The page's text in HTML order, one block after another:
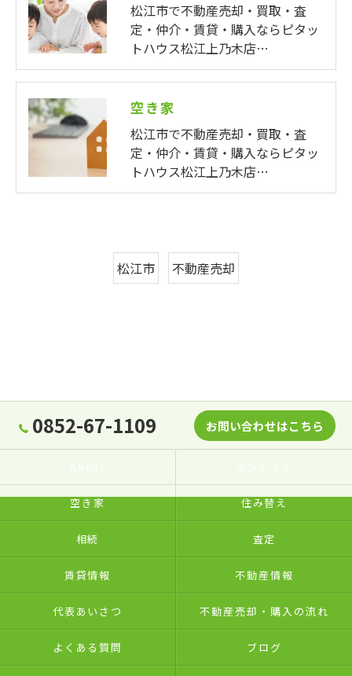
松江市で不動産売却・買取・査
定・仲介・賃貸・購入ならピタッ
トハウス松江上乃木店…
空き家
松江市で不動産売却・買取・査
定・仲介・賃貸・購入ならピタッ
トハウス松江上乃木店…
松江市 不動産売却
0852-67-1109 お問い合わせはこちら
空き家 住み替え
相続 査定
賃貸情報 不動産情報
代表あいさつ 不動産売却・購入の流れ
よくある質問 ブログ